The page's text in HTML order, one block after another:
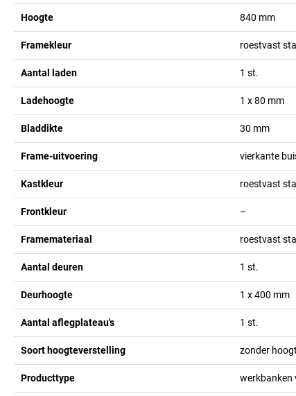
Hoogte 840 mm
Framekleur roestvast
Aantal laden 1 st.
Ladehoogte 1 x 80 mm
Bladdikte 30 mm
Frame-uitvoering vierkante
Kastkleur roestvast
Frontkleur –
Framemateriaal roestvast
Aantal deuren 1 st.
Deurhoogte 1 x 400 mm
Aantal aflegplateau's 1 st.
Soort hoogteverstelling zonder
Producttype werkbanken